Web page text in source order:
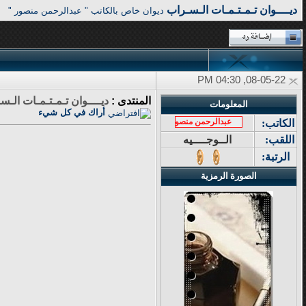
ديــــوان تـمـتـمـات الـسـراب ديوان خاص بالكاتب " عبدالرحمن منصور "
المعلومات
الكاتب: عبدالرحمن منصور
اللقب:
الــوجــــيه
الرتبة:
الصورة الرمزية
المنتدى : ديــــوان تـمـتـمـات
أراك في كل شيء